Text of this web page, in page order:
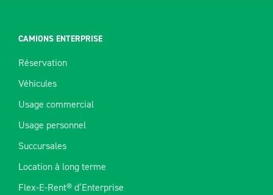
CAMIONS ENTERPRISE
Réservation
Véhicules
Usage commercial
Usage personnel
Succursales
Location à long terme
Flex-E-Rent® d’Enterprise